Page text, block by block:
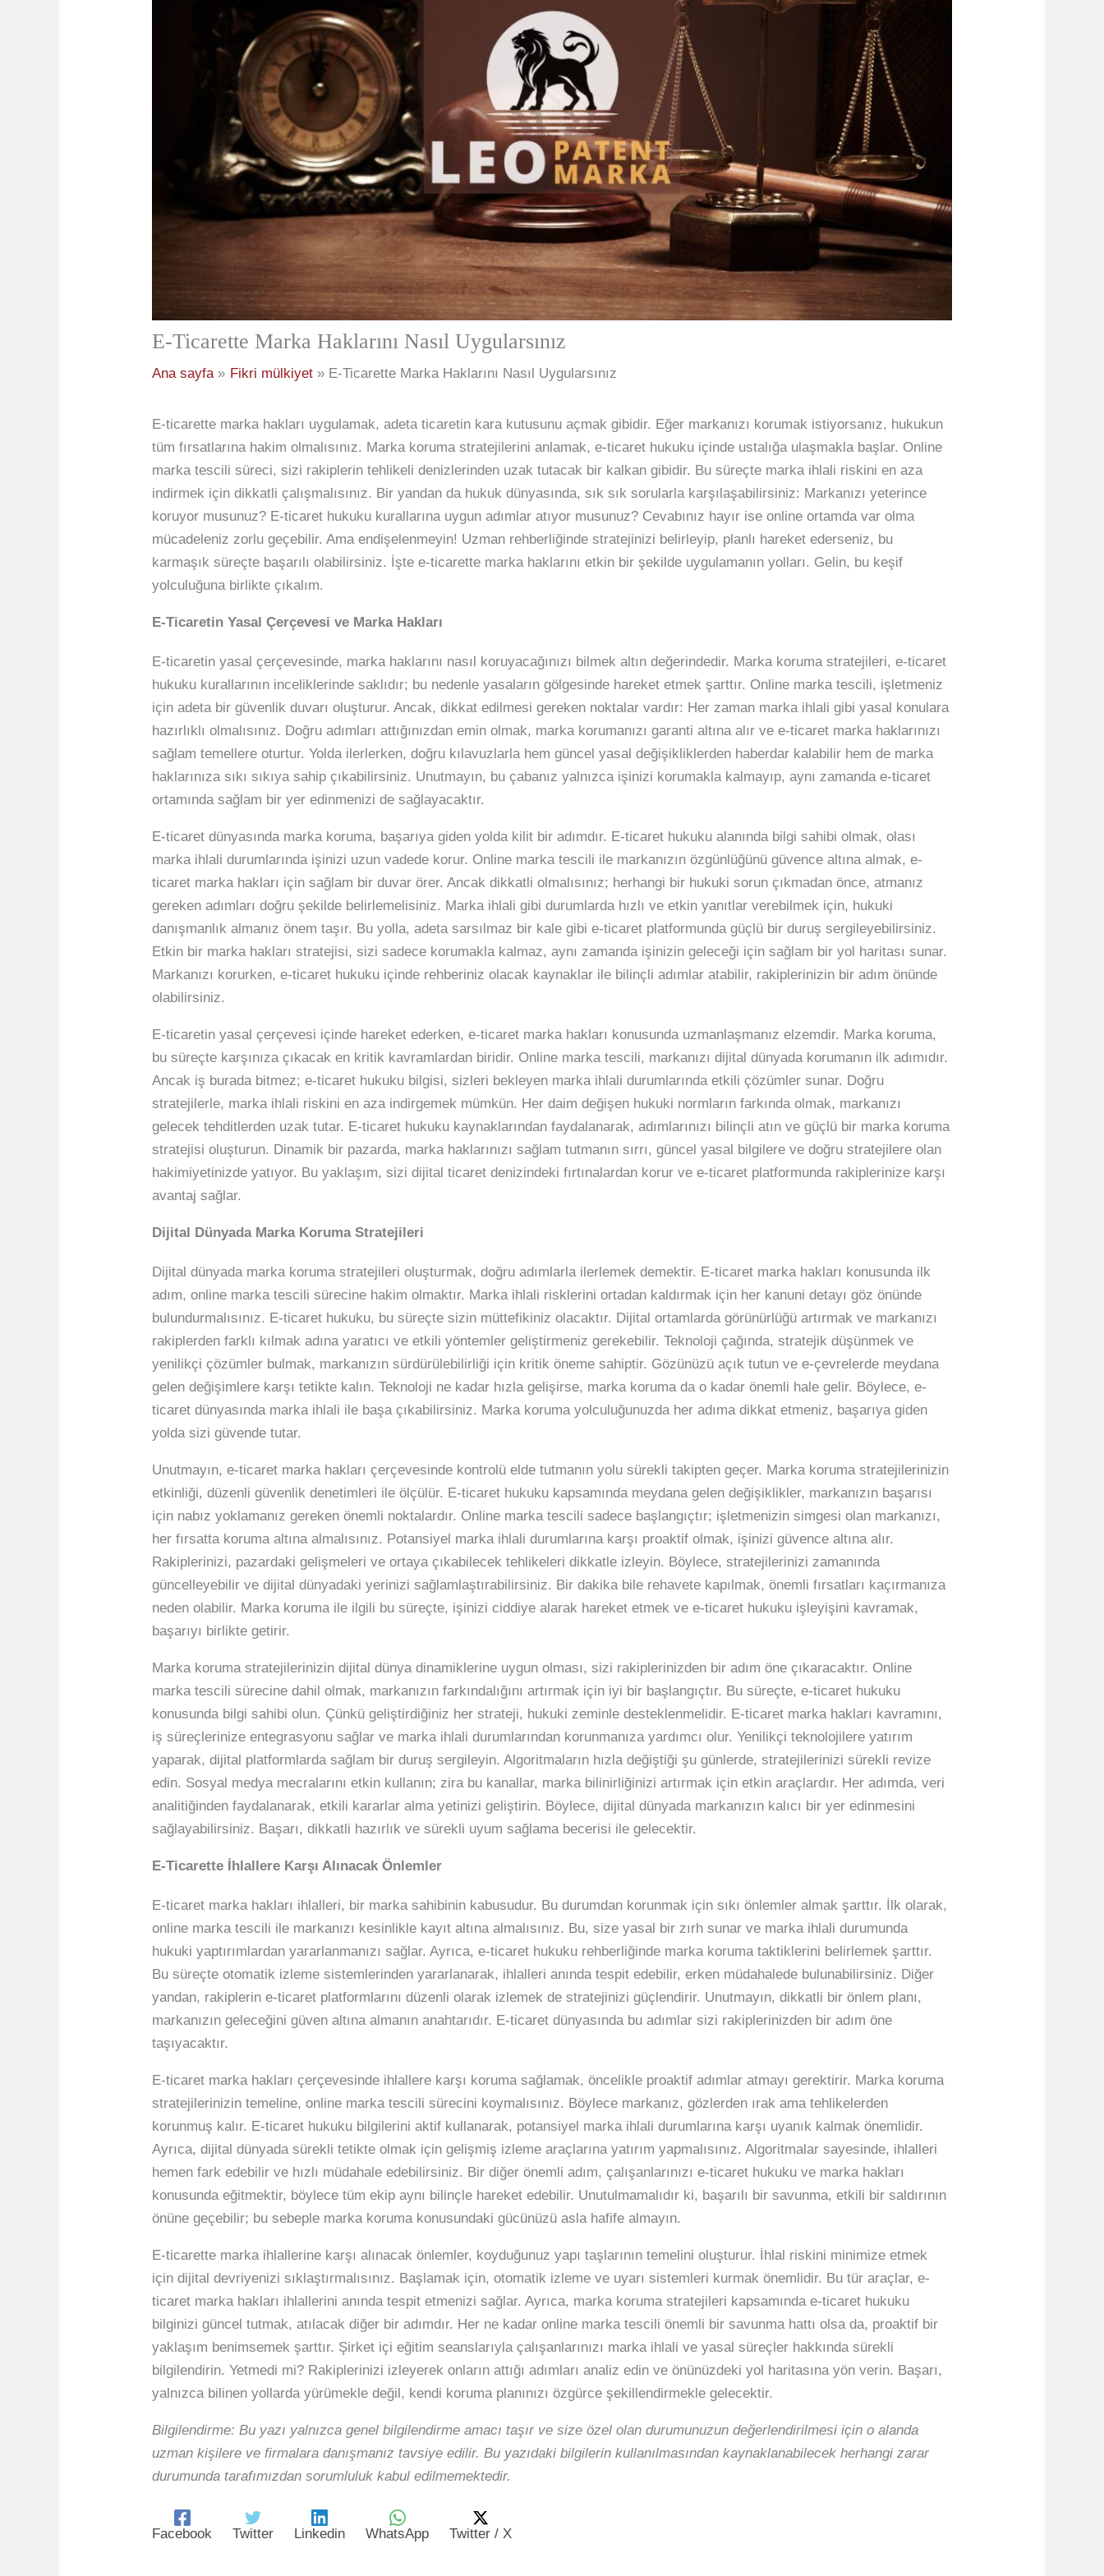
E-Ticarette Marka Haklarını Nasıl Uygularsınız
Ana sayfa Fikri mülkiyet E-Ticarette Marka Haklarını Nasıl Uygularsınız
E-ticarette marka hakları uygulamak, adeta ticaretin kara kutusunu açmak gibidir. Eğer markanızı korumak istiyorsanız, hukukun
tüm fırsatlarına hakim olmalısınız. Marka koruma stratejilerini anlamak, e-ticaret hukuku içinde ustalığa ulaşmakla başlar. Online
marka tescili süreci, sizi rakiplerin tehlikeli denizlerinden uzak tutacak bir kalkan gibidir. Bu süreçte marka ihlali riskini en aza
indirmek için dikkatli çalışmalısınız. Bir yandan da hukuk dünyasında, sık sık sorularla karşılaşabilirsiniz: Markanızı yeterince
koruyor musunuz? E-ticaret hukuku kurallarına uygun adımlar atıyor musunuz? Cevabınız hayır ise online ortamda var olma
mücadeleniz zorlu geçebilir. Ama endişelenmeyin! Uzman rehberliğinde stratejinizi belirleyip, planlı hareket ederseniz, bu
karmaşık süreçte başarılı olabilirsiniz. İşte e-ticarette marka haklarını etkin bir şekilde uygulamanın yolları. Gelin, bu keşif
yolculuğuna birlikte çıkalım.
E-Ticaretin Yasal Çerçevesi ve Marka Hakları
E-ticaretin yasal çerçevesinde, marka haklarını nasıl koruyacağınızı bilmek altın değerindedir. Marka koruma stratejileri, e-ticaret
hukuku kurallarının inceliklerinde saklıdır; bu nedenle yasaların gölgesinde hareket etmek şarttır. Online marka tescili, işletmeniz
için adeta bir güvenlik duvarı oluşturur. Ancak, dikkat edilmesi gereken noktalar vardır: Her zaman marka ihlali gibi yasal konulara
hazırlıklı olmalısınız. Doğru adımları attığınızdan emin olmak, marka korumanızı garanti altına alır ve e-ticaret marka haklarınızı
sağlam temellere oturtur. Yolda ilerlerken, doğru kılavuzlarla hem güncel yasal değişikliklerden haberdar kalabilir hem de marka
haklarınıza sıkı sıkıya sahip çıkabilirsiniz. Unutmayın, bu çabanız yalnızca işinizi korumakla kalmayıp, aynı zamanda e-ticaret
ortamında sağlam bir yer edinmenizi de sağlayacaktır.
E-ticaret dünyasında marka koruma, başarıya giden yolda kilit bir adımdır. E-ticaret hukuku alanında bilgi sahibi olmak, olası
marka ihlali durumlarında işinizi uzun vadede korur. Online marka tescili ile markanızın özgünlüğünü güvence altına almak, e-
ticaret marka hakları için sağlam bir duvar örer. Ancak dikkatli olmalısınız; herhangi bir hukuki sorun çıkmadan önce, atmanız
gereken adımları doğru şekilde belirlemelisiniz. Marka ihlali gibi durumlarda hızlı ve etkin yanıtlar verebilmek için, hukuki
danışmanlık almanız önem taşır. Bu yolla, adeta sarsılmaz bir kale gibi e-ticaret platformunda güçlü bir duruş sergileyebilirsiniz.
Etkin bir marka hakları stratejisi, sizi sadece korumakla kalmaz, aynı zamanda işinizin geleceği için sağlam bir yol haritası sunar.
Markanızı korurken, e-ticaret hukuku içinde rehberiniz olacak kaynaklar ile bilinçli adımlar atabilir, rakiplerinizin bir adım önünde
olabilirsiniz.
E-ticaretin yasal çerçevesi içinde hareket ederken, e-ticaret marka hakları konusunda uzmanlaşmanız elzemdir. Marka koruma,
bu süreçte karşınıza çıkacak en kritik kavramlardan biridir. Online marka tescili, markanızı dijital dünyada korumanın ilk adımıdır.
Ancak iş burada bitmez; e-ticaret hukuku bilgisi, sizleri bekleyen marka ihlali durumlarında etkili çözümler sunar. Doğru
stratejilerle, marka ihlali riskini en aza indirgemek mümkün. Her daim değişen hukuki normların farkında olmak, markanızı
gelecek tehditlerden uzak tutar. E-ticaret hukuku kaynaklarından faydalanarak, adımlarınızı bilinçli atın ve güçlü bir marka koruma
stratejisi oluşturun. Dinamik bir pazarda, marka haklarınızı sağlam tutmanın sırrı, güncel yasal bilgilere ve doğru stratejilere olan
hakimiyetinizde yatıyor. Bu yaklaşım, sizi dijital ticaret denizindeki fırtınalardan korur ve e-ticaret platformunda rakiplerinize karşı
avantaj sağlar.
Dijital Dünyada Marka Koruma Stratejileri
Dijital dünyada marka koruma stratejileri oluşturmak, doğru adımlarla ilerlemek demektir. E-ticaret marka hakları konusunda ilk
adım, online marka tescili sürecine hakim olmaktır. Marka ihlali risklerini ortadan kaldırmak için her kanuni detayı göz önünde
bulundurmalısınız. E-ticaret hukuku, bu süreçte sizin müttefikiniz olacaktır. Dijital ortamlarda görünürlüğü artırmak ve markanızı
rakiplerden farklı kılmak adına yaratıcı ve etkili yöntemler geliştirmeniz gerekebilir. Teknoloji çağında, stratejik düşünmek ve
yenilikçi çözümler bulmak, markanızın sürdürülebilirliği için kritik öneme sahiptir. Gözünüzü açık tutun ve e-çevrelerde meydana
gelen değişimlere karşı tetikte kalın. Teknoloji ne kadar hızla gelişirse, marka koruma da o kadar önemli hale gelir. Böylece, e-
ticaret dünyasında marka ihlali ile başa çıkabilirsiniz. Marka koruma yolculuğunuzda her adıma dikkat etmeniz, başarıya giden
yolda sizi güvende tutar.
Unutmayın, e-ticaret marka hakları çerçevesinde kontrolü elde tutmanın yolu sürekli takipten geçer. Marka koruma stratejilerinizin
etkinliği, düzenli güvenlik denetimleri ile ölçülür. E-ticaret hukuku kapsamında meydana gelen değişiklikler, markanızın başarısı
için nabız yoklamanız gereken önemli noktalardır. Online marka tescili sadece başlangıçtır; işletmenizin simgesi olan markanızı,
her fırsatta koruma altına almalısınız. Potansiyel marka ihlali durumlarına karşı proaktif olmak, işinizi güvence altına alır.
Rakiplerinizi, pazardaki gelişmeleri ve ortaya çıkabilecek tehlikeleri dikkatle izleyin. Böylece, stratejilerinizi zamanında
güncelleyebilir ve dijital dünyadaki yerinizi sağlamlaştırabilirsiniz. Bir dakika bile rehavete kapılmak, önemli fırsatları kaçırmanıza
neden olabilir. Marka koruma ile ilgili bu süreçte, işinizi ciddiye alarak hareket etmek ve e-ticaret hukuku işleyişini kavramak,
başarıyı birlikte getirir.
Marka koruma stratejilerinizin dijital dünya dinamiklerine uygun olması, sizi rakiplerinizden bir adım öne çıkaracaktır. Online
marka tescili sürecine dahil olmak, markanızın farkındalığını artırmak için iyi bir başlangıçtır. Bu süreçte, e-ticaret hukuku
konusunda bilgi sahibi olun. Çünkü geliştirdiğiniz her strateji, hukuki zeminle desteklenmelidir. E-ticaret marka hakları kavramını,
iş süreçlerinize entegrasyonu sağlar ve marka ihlali durumlarından korunmanıza yardımcı olur. Yenilikçi teknolojilere yatırım
yaparak, dijital platformlarda sağlam bir duruş sergileyin. Algoritmaların hızla değiştiği şu günlerde, stratejilerinizi sürekli revize
edin. Sosyal medya mecralarını etkin kullanın; zira bu kanallar, marka bilinirliğinizi artırmak için etkin araçlardır. Her adımda, veri
analitiğinden faydalanarak, etkili kararlar alma yetinizi geliştirin. Böylece, dijital dünyada markanızın kalıcı bir yer edinmesini
sağlayabilirsiniz. Başarı, dikkatli hazırlık ve sürekli uyum sağlama becerisi ile gelecektir.
E-Ticarette İhlallere Karşı Alınacak Önlemler
E-ticaret marka hakları ihlalleri, bir marka sahibinin kabusudur. Bu durumdan korunmak için sıkı önlemler almak şarttır. İlk olarak,
online marka tescili ile markanızı kesinlikle kayıt altına almalısınız. Bu, size yasal bir zırh sunar ve marka ihlali durumunda
hukuki yaptırımlardan yararlanmanızı sağlar. Ayrıca, e-ticaret hukuku rehberliğinde marka koruma taktiklerini belirlemek şarttır.
Bu süreçte otomatik izleme sistemlerinden yararlanarak, ihlalleri anında tespit edebilir, erken müdahalede bulunabilirsiniz. Diğer
yandan, rakiplerin e-ticaret platformlarını düzenli olarak izlemek de stratejinizi güçlendirir. Unutmayın, dikkatli bir önlem planı,
markanızın geleceğini güven altına almanın anahtarıdır. E-ticaret dünyasında bu adımlar sizi rakiplerinizden bir adım öne
taşıyacaktır.
E-ticaret marka hakları çerçevesinde ihlallere karşı koruma sağlamak, öncelikle proaktif adımlar atmayı gerektirir. Marka koruma
stratejilerinizin temeline, online marka tescili sürecini koymalısınız. Böylece markanız, gözlerden ırak ama tehlikelerden
korunmuş kalır. E-ticaret hukuku bilgilerini aktif kullanarak, potansiyel marka ihlali durumlarına karşı uyanık kalmak önemlidir.
Ayrıca, dijital dünyada sürekli tetikte olmak için gelişmiş izleme araçlarına yatırım yapmalısınız. Algoritmalar sayesinde, ihlalleri
hemen fark edebilir ve hızlı müdahale edebilirsiniz. Bir diğer önemli adım, çalışanlarınızı e-ticaret hukuku ve marka hakları
konusunda eğitmektir, böylece tüm ekip aynı bilinçle hareket edebilir. Unutulmamalıdır ki, başarılı bir savunma, etkili bir saldırının
önüne geçebilir; bu sebeple marka koruma konusundaki gücünüzü asla hafife almayın.
E-ticarette marka ihlallerine karşı alınacak önlemler, koyduğunuz yapı taşlarının temelini oluşturur. İhlal riskini minimize etmek
için dijital devriyenizi sıklaştırmalısınız. Başlamak için, otomatik izleme ve uyarı sistemleri kurmak önemlidir. Bu tür araçlar, e-
ticaret marka hakları ihlallerini anında tespit etmenizi sağlar. Ayrıca, marka koruma stratejileri kapsamında e-ticaret hukuku
bilginizi güncel tutmak, atılacak diğer bir adımdır. Her ne kadar online marka tescili önemli bir savunma hattı olsa da, proaktif bir
yaklaşım benimsemek şarttır. Şirket içi eğitim seanslarıyla çalışanlarınızı marka ihlali ve yasal süreçler hakkında sürekli
bilgilendirin. Yetmedi mi? Rakiplerinizi izleyerek onların attığı adımları analiz edin ve önünüzdeki yol haritasına yön verin. Başarı,
yalnızca bilinen yollarda yürümekle değil, kendi koruma planınızı özgürce şekillendirmekle gelecektir.
Bilgilendirme: Bu yazı yalnızca genel bilgilendirme amacı taşır ve size özel olan durumunuzun değerlendirilmesi için o alanda
uzman kişilere ve firmalara danışmanız tavsiye edilir. Bu yazıdaki bilgilerin kullanılmasından kaynaklanabilecek herhangi zarar
durumunda tarafımızdan sorumluluk kabul edilmemektedir.
Facebook Twitter Linkedin WhatsApp Twitter / X